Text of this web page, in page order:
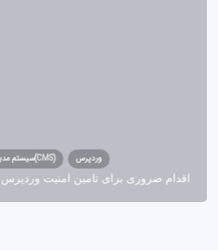
سیستم مدیریت محتوا(CMS)
وردپرس
10 اقدام ضروری برای تامین امنیت وردپرس